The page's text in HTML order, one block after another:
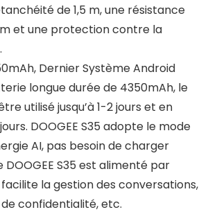
de 1,5 m, une résistance
m et une protection contre la
Dernier Système Android
longue durée de 4350mAh, le
utilisé jusqu’à 1-2 jours et en
DOOGEE S35 adopte le mode
AI, pas besoin de charger
S35 est alimenté par
facilite la gestion des conversations,
confidentialité, etc.